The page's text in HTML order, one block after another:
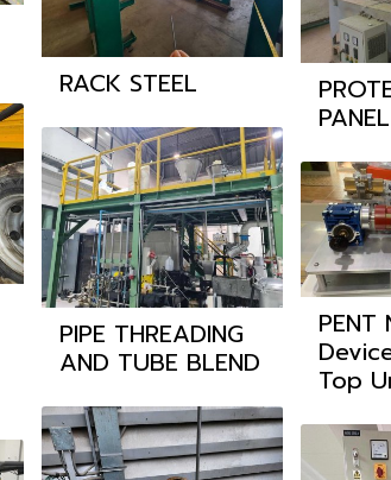
RACK STEEL
PANEL
PIPE THREADING
AND TUBE BLEND
PENT
Top